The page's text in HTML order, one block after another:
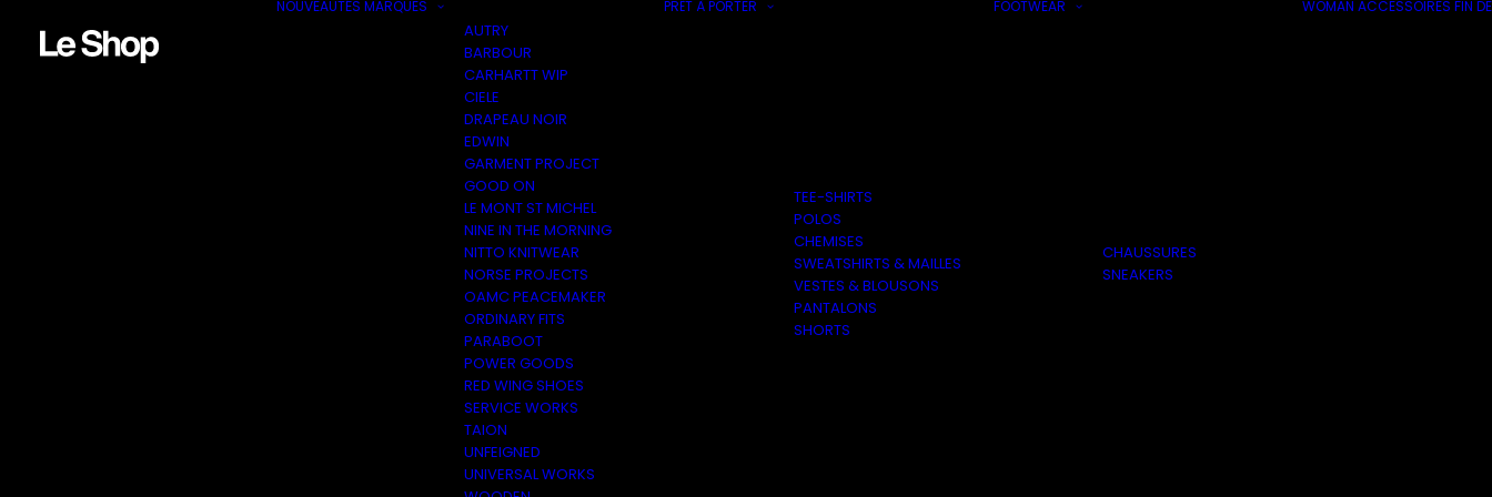
NOUVEAUTÉS MARQUES
AUTRY
BARBOUR
CARHARTT WIP
CIELE
DRAPEAU NOIR
EDWIN
GARMENT PROJECT
GOOD ON
LE MONT ST MICHEL
NINE IN THE MORNING
NITTO KNITWEAR
NORSE PROJECTS
OAMC PEACEMAKER
ORDINARY FITS
PARABOOT
POWER GOODS
RED WING SHOES
SERVICE WORKS
TAION
UNFEIGNED
UNIVERSAL WORKS
PRÊT À PORTER
TEE-SHIRTS
POLOS
CHEMISES
SWEATSHIRTS & MAILLES
VESTES & BLOUSONS
PANTALONS
SHORTS
FOOTWEAR
CHAUSSURES
SNEAKERS
WOMAN ACCESSOIRES FIN